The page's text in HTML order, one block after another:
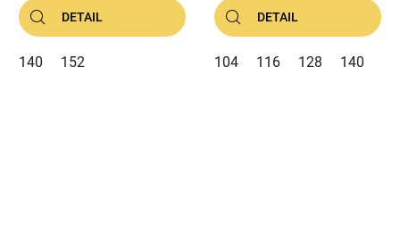
DETAIL
140 152
DETAIL
104 116 128 140